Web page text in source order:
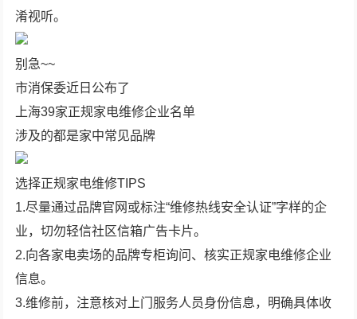
淆视听。
别急~~
市消保委近日公布了
上海39家正规家电维修企业名单
涉及的都是家中常见品牌
选择正规家电维修TIPS
1.尽量通过品牌官网或标注“维修热线安全认证”字样的企
业，切勿轻信社区信箱广告卡片。
2.向各家电卖场的品牌专柜询问、核实正规家电维修企业
信息。
3.维修前，注意核对上门服务人员身份信息，明确具体收